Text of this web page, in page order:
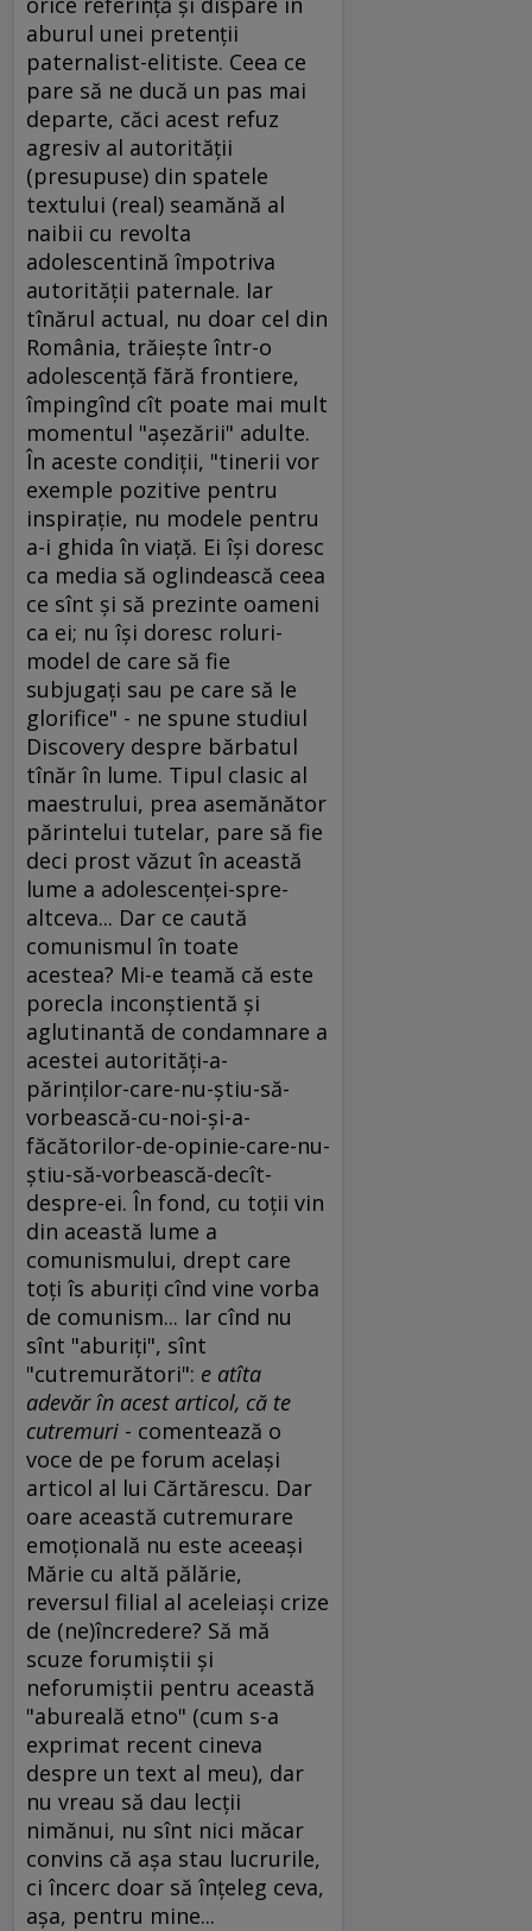
aburul unei pretenţii
paternalist-elitiste. Ceea ce
pare să ne ducă un pas mai
departe, căci acest refuz
agresiv al autorităţii
(presupuse) din spatele
textului (real) seamănă al
naibii cu revolta
adolescentină împotriva
autorităţii paternale. Iar
tînărul actual, nu doar cel din
România, trăieşte într-o
adolescenţă fără frontiere,
împingînd cît poate mai mult
momentul "aşezării" adulte.
În aceste condiţii, "tinerii vor
exemple pozitive pentru
inspiraţie, nu modele pentru
a-i ghida în viaţă. Ei îşi doresc
ca media să oglindească ceea
ce sînt şi să prezinte oameni
ca ei; nu îşi doresc roluri-
model de care să fie
subjugaţi sau pe care să le
glorifice" - ne spune studiul
Discovery despre bărbatul
tînăr în lume. Tipul clasic al
maestrului, prea asemănător
părintelui tutelar, pare să fie
deci prost văzut în această
lume a adolescenţei-spre-
altceva... Dar ce caută
comunismul în toate
acestea? Mi-e teamă că este
porecla inconştientă şi
aglutinantă de condamnare a
acestei autorităţi-a-
părinţilor-care-nu-ştiu-să-
vorbească-cu-noi-şi-a-
făcătorilor-de-opinie-care-nu-
ştiu-să-vorbească-decît-
despre-ei. În fond, cu toţii vin
din această lume a
comunismului, drept care
toţi îs aburiţi cînd vine vorba
de comunism... Iar cînd nu
sînt "aburiţi", sînt
"cutremurători": e atîta
adevăr în acest articol, că te
cutremuri - comentează o
voce de pe forum acelaşi
articol al lui Cărtărescu. Dar
oare această cutremurare
emoţională nu este aceeaşi
Mărie cu altă pălărie,
reversul filial al aceleiaşi crize
de (ne)încredere? Să mă
scuze forumiştii şi
neforumiştii pentru această
"abureală etno" (cum s-a
exprimat recent cineva
despre un text al meu), dar
nu vreau să dau lecţii
nimănui, nu sînt nici măcar
convins că aşa stau lucrurile,
ci încerc doar să înţeleg ceva,
aşa, pentru mine...